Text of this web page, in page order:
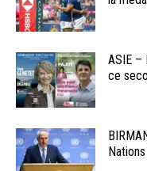
ASIE –
ce